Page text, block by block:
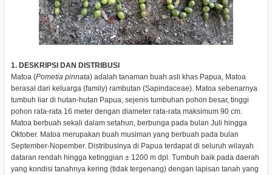
1. DESKRIPSI DAN DISTRIBUSI
Matoa (Pometia pinnata) adalah tanaman buah asli khas Papua, Matoa
berasal dari keluarga (family) rambutan (Sapindaceae). Matoa sebenarnya
tumbuh liar di hutan-hutan Papua, sejenis tumbuhan pohon besar, tinggi
pohon rata-rata 16 meter dengan diameter rata-rata maksimum 90 cm.
Matoa berbuah sekali dalam setahun, berbunga pada bulan Juli hingga
Oktober. Matoa merupakan buah musiman yang berbuah pada bulan
September-Nopember. Distribusinya di Papua terdapat di seluruh wilayah
dataran rendah hingga ketinggian ± 1200 m dpl. Tumbuh baik pada daerah
yang kondisi tanahnya kering (tidak tergenang) dengan lapisan tanah yang